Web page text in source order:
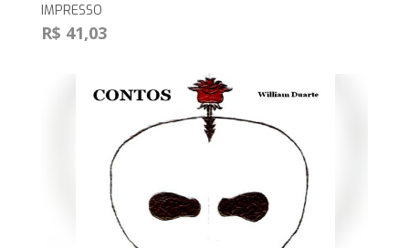
IMPRESSO
R$ 41,03